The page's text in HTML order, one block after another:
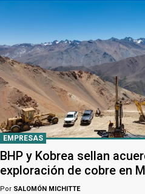
EMPRESAS
BHP y Kobrea sellan
exploración de cobre en
Por SALOMÓN MICHITTE